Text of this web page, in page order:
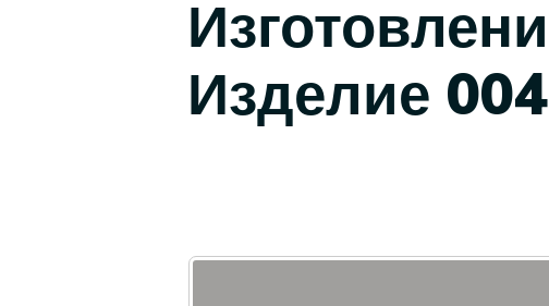
Изделие